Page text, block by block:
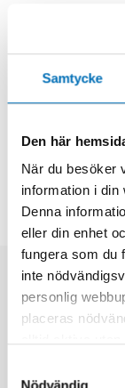
Samtycke
Den här
När du besöker
information i
Denna
eller din enhet
fungera som du
inte
personlig
placeras
dess funktioner.
Nödvändig
Material
DELA